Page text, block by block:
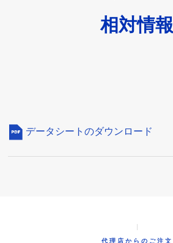
相対情報
データシートのダウンロード
代理店からのご注文